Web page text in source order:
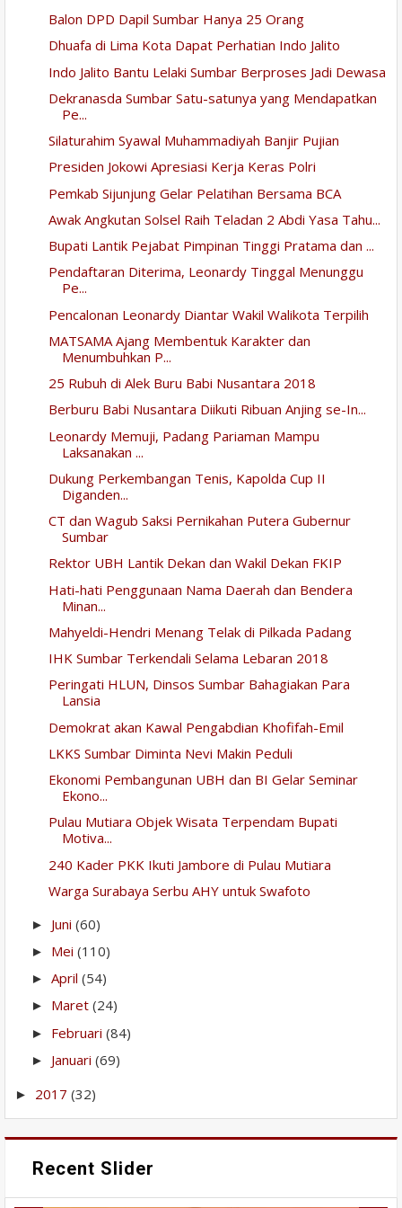
Balon DPD Dapil Sumbar Hanya 25 Orang
Dhuafa di Lima Kota Dapat Perhatian Indo Jalito
Indo Jalito Bantu Lelaki Sumbar Berproses Jadi Dewasa
Dekranasda Sumbar Satu-satunya yang Mendapatkan
Pe...
Silaturahim Syawal Muhammadiyah Banjir Pujian
Presiden Jokowi Apresiasi Kerja Keras Polri
Pemkab Sijunjung Gelar Pelatihan Bersama BCA
Awak Angkutan Solsel Raih Teladan 2 Abdi Yasa Tahu...
Bupati Lantik Pejabat Pimpinan Tinggi Pratama dan ...
Pendaftaran Diterima, Leonardy Tinggal Menunggu
Pe...
Pencalonan Leonardy Diantar Wakil Walikota Terpilih
MATSAMA Ajang Membentuk Karakter dan
Menumbuhkan P...
25 Rubuh di Alek Buru Babi Nusantara 2018
Berburu Babi Nusantara Diikuti Ribuan Anjing se-In...
Leonardy Memuji, Padang Pariaman Mampu
Laksanakan ...
Dukung Perkembangan Tenis, Kapolda Cup II
Diganden...
CT dan Wagub Saksi Pernikahan Putera Gubernur
Sumbar
Rektor UBH Lantik Dekan dan Wakil Dekan FKIP
Hati-hati Penggunaan Nama Daerah dan Bendera
Minan...
Mahyeldi-Hendri Menang Telak di Pilkada Padang
IHK Sumbar Terkendali Selama Lebaran 2018
Peringati HLUN, Dinsos Sumbar Bahagiakan Para
Lansia
Demokrat akan Kawal Pengabdian Khofifah-Emil
LKKS Sumbar Diminta Nevi Makin Peduli
Ekonomi Pembangunan UBH dan BI Gelar Seminar
Ekono...
Pulau Mutiara Objek Wisata Terpendam Bupati
Motiva...
240 Kader PKK Ikuti Jambore di Pulau Mutiara
Warga Surabaya Serbu AHY untuk Swafoto
► Juni (60)
► Mei (110)
► April (54)
► Maret (24)
► Februari (84)
► Januari (69)
► 2017 (32)
Recent Slider